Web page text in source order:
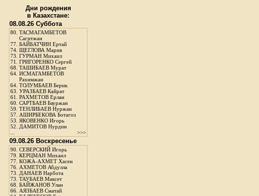
Дни рождения
в Казахстане:
08.08.26 Суббота
80. ТАСМАГАМБЕТОВ
Сагитжан
77. БАЙБАТЧИН Ертай
74. ЩЕГЛОВА Мария
73. ГУРМАН Михаил
71. ГРИГОРЕНКО Сергей
68. ТАШИБАЕВ Мурат
64. ИСМАГАМБЕТОВ
Рахимжан
64. ТОЛУМБАЕВ Берик
63. УРАЗБАЕВ Кайрат
61. РАХМЕТОВ Ерлан
60. САРТБАЕВ Бауржан
59. ТЕНЛИБАЕВ Нуржан
57. АШИРБЕКОВА Ботагоз
53. ЯКОВЕНКО Игорь
52. ДАМИТОВ Нурдин
>>>
09.08.26 Воскресенье
90. СЕВЕРСКИЙ Игорь
79. КЕРЦМАН Михаил
77. КОЖА-АХМЕТ Хасен
76. АХМЕТОВ Абдулла
73. ДАНАЕВ Нарбота
73. ТАУБАЕВ Максет
68. БАЙЖАНОВ Улан
66. АЯЗБАЕВ Сматай